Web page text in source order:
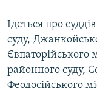
Ідеться про
суду,
Євпаторійського
районного суду,
Феодосійського